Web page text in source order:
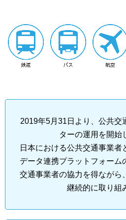
2019年5月31日より、公共交
ターの運用を開始
日本における公共交通事業者
データ連携プラットフォーム
交通事業者の協力を得ながら
継続的に取り組